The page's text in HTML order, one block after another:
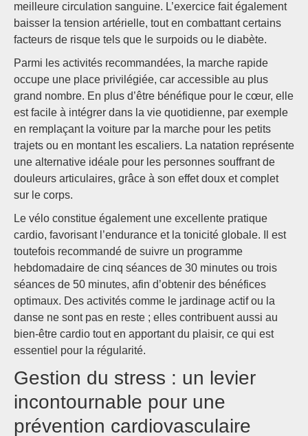
meilleure circulation sanguine. L’exercice fait également
baisser la tension artérielle, tout en combattant certains
facteurs de risque tels que le surpoids ou le diabète.
Parmi les activités recommandées, la marche rapide
occupe une place privilégiée, car accessible au plus
grand nombre. En plus d’être bénéfique pour le cœur, elle
est facile à intégrer dans la vie quotidienne, par exemple
en remplaçant la voiture par la marche pour les petits
trajets ou en montant les escaliers. La natation représente
une alternative idéale pour les personnes souffrant de
douleurs articulaires, grâce à son effet doux et complet
sur le corps.
Le vélo constitue également une excellente pratique
cardio, favorisant l’endurance et la tonicité globale. Il est
toutefois recommandé de suivre un programme
hebdomadaire de cinq séances de 30 minutes ou trois
séances de 50 minutes, afin d’obtenir des bénéfices
optimaux. Des activités comme le jardinage actif ou la
danse ne sont pas en reste ; elles contribuent aussi au
bien-être cardio tout en apportant du plaisir, ce qui est
essentiel pour la régularité.
Gestion du stress : un levier
incontournable pour une
prévention cardiovasculaire